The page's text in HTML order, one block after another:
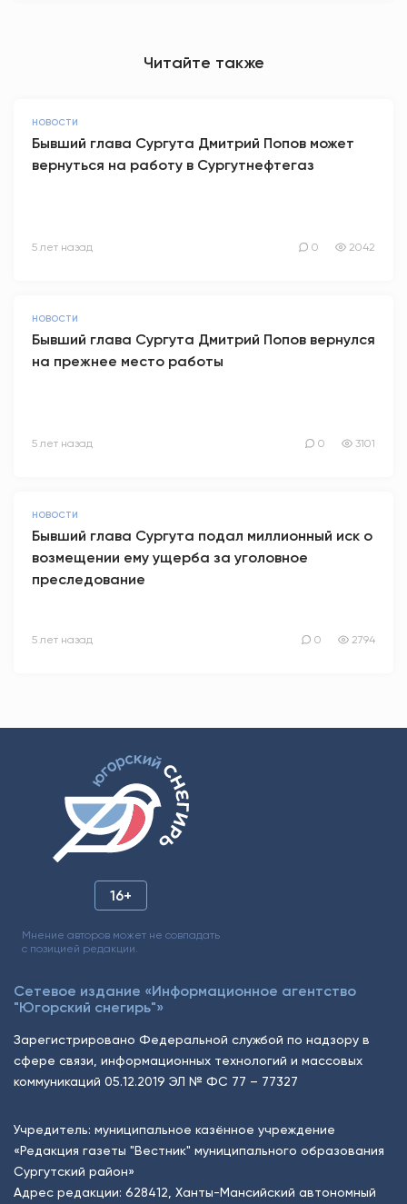
Читайте также
НОВОСТИ
Бывший глава Сургута Дмитрий Попов может
вернуться на работу в Сургутнефтегаз
5 лет назад 0 2042
НОВОСТИ
Бывший глава Сургута Дмитрий Попов вернулся
на прежнее место работы
5 лет назад 0 3101
НОВОСТИ
Бывший глава Сургута подал миллионный иск о
возмещении ему ущерба за уголовное
преследование
5 лет назад 0 2794
16+
Мнение авторов может не совпадать
с позицией редакции.
Сетевое издание «Информационное агентство
"Югорский снегирь"»
Зарегистрировано Федеральной службой по надзору в
сфере связи, информационных технологий и массовых
коммуникаций 05.12.2019 ЭЛ № ФС 77 – 77327
Учредитель: муниципальное казённое учреждение
«Редакция газеты "Вестник" муниципального образования
Сургутский район»
Адрес редакции: 628412, Ханты-Мансийский автономный